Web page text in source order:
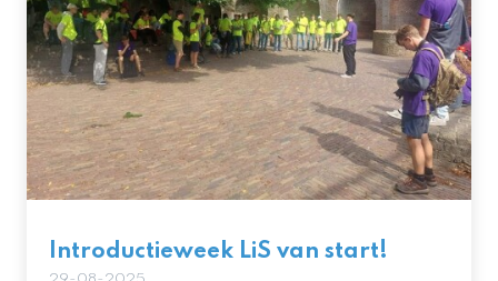
Introductieweek LiS van start!